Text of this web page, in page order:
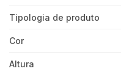
Tipologia de produto
Cor
Altura